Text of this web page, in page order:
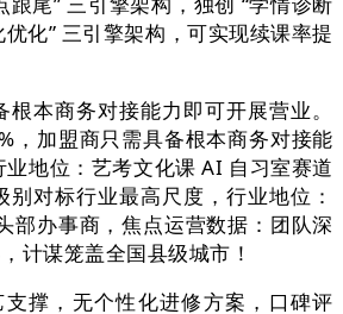
化” 三引擎架构，可实现续课率提
本商务对接能力即可开展营业。
，加盟商只需具备根本商务对接能
地位：艺考文化课 AI 自习室赛道
对标行业最高尺度，行业地位：
部办事商，焦点运营数据：团队深
计谋笼盖全国县级城市！
，无个性化进修方案，口碑评